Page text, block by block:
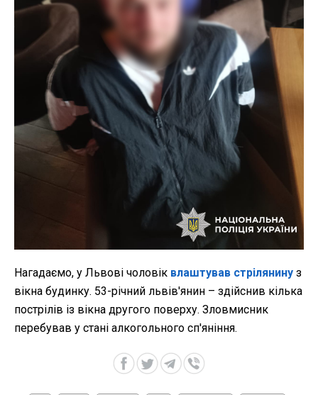
Нагадаємо, у Львові чоловік влаштував стрілянину з
вікна будинку. 53-річний львів'янин – здійснив кілька
пострілів із вікна другого поверху. Зловмисник
перебував у стані алкогольного сп'яніння.